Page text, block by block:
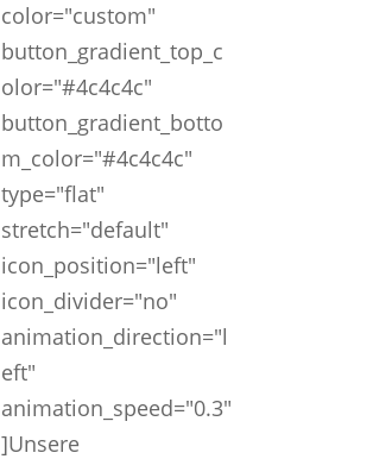
color="custom"
button_gradient_top_c
olor="#4c4c4c"
button_gradient_botto
m_color="#4c4c4c"
type="flat"
stretch="default"
icon_position="left"
icon_divider="no"
animation_direction="l
eft"
animation_speed="0.3"
]Unsere